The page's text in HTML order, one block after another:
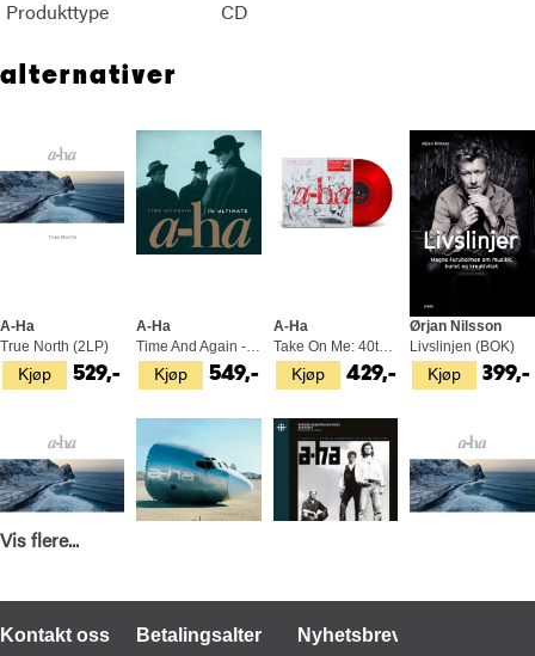
Produkttype
CD
alternativer
Kjøp
A-Ha
True North (2LP)
529,- Kjøp
A-Ha
Time And Again - The Ultimate (2LP)
549,- Kjøp
A-Ha
Take On Me: 40th… - RSD (12")
429,- Kjøp
Ørjan Nilsson
Livslinjen (BOK)
399,-
True North (CD)
Minor Earth Major Sky: 25th… - LTD (2LP)
A-ha - East Of The Sun, West Of… (BOK)
Vis flere...
Kontakt oss BetalingsalternativerNyhetsbrev